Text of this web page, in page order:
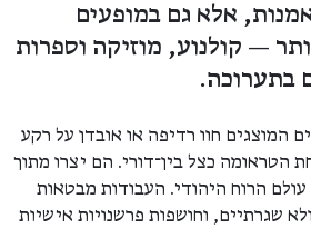
אלא גם במופעים
— קולנוע, מוזיקה וספרות
בתערוכה.
המוצגים חוו רדיפה או אובדן על רקע
הטראומה כצל בין־דורי. הם יצרו מתוך
עולם הרוח היהודי. העבודות מבטאות
שגרתיים, וחושפות פרשנויות אישיות